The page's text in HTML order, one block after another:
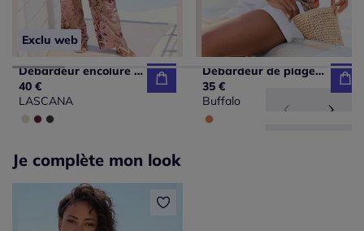
Exclu web
Débardeur encolure V avec épaules froncées en viscose douce
40 €
LASCANA
Débardeur de plage à encolure en V avec larges bretelles et imprimé unique
35 €
Buffalo
Je complète mon look